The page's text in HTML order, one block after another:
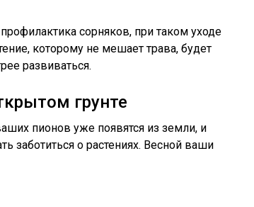
сорняков, при таком уходе
которому не мешает трава, будет
развиваться.
грунте
пионов уже появятся из земли, и
заботиться о растениях. Весной ваши